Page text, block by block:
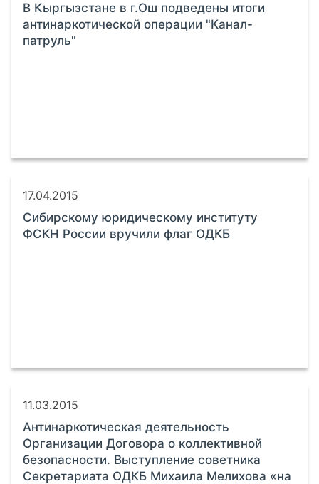
В Кыргызстане в г.Ош подведены итоги
антинаркотической операции "Канал-
патруль"
17.04.2015
Сибирскому юридическому институту
ФСКН России вручили флаг ОДКБ
11.03.2015
Антинаркотическая деятельность
Организации Договора о коллективной
безопасности. Выступление советника
Секретариата ОДКБ Михаила Мелихова «на